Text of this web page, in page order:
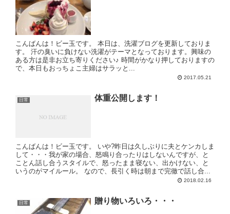
こんばんは！ビー玉です。 本日は、洗濯ブログを更新しておりま
す。 汗の臭いに負けない洗濯がテーマとなっております。興味の
ある方は是非お立ち寄りください♪ 時間がかなり押しておりますの
で、本日もおっちょこ主婦はサラッと...
2017.05.21
日常 体重公開します！
こんばんは！ビー玉です。 いや?昨日は久しぶりに夫とケンカしま
して・・・我が家の場合、怒鳴り合ったりはしないんですが、と
ことん話し合うスタイルで、怒ったまま寝ない、出かけない、と
いうのがマイルール。 なので、長引く時は朝まで完徹で話し合...
2018.02.16
日常 贈り物いろいろ・・・